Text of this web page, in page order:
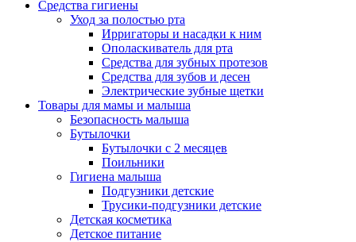
Средства гигиены
Уход за полостью рта
Ирригаторы и насадки к ним
Ополаскиватель для рта
Средства для зубных протезов
Средства для зубов и десен
Электрические зубные щетки
Товары для мамы и малыша
Безопасность малыша
Бутылочки
Бутылочки с 2 месяцев
Поильники
Гигиена малыша
Подгузники детские
Трусики-подгузники детские
Детская косметика
Детское питание